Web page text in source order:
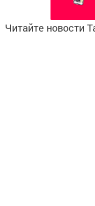
Читайте новости